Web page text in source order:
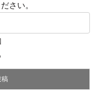
さい。